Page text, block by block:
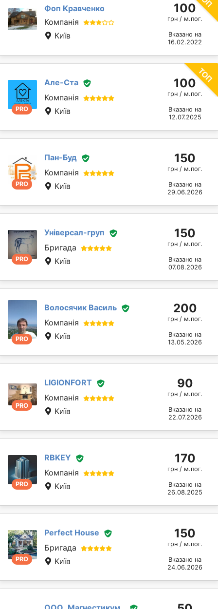
Фоп Кравченко
Компанія
Київ
100
грн / м.пог.
Вказано на
16.02.2022
PRO
Але-Ста
Компанія
Київ
100
грн / м.пог.
Вказано на
12.07.2025
PRO
Пан-Буд
Компанія
Київ
150
грн / м.пог.
Вказано на
29.06.2026
PRO
Універсал-груп
Бригада
Київ
150
грн / м.пог.
Вказано на
07.08.2026
PRO
Волосячик Василь
Компанія
Київ
200
грн / м.пог.
Вказано на
13.05.2026
PRO
LIGIONFORT
Компанія
Київ
90
грн / м.пог.
Вказано на
22.07.2026
PRO
RBKEY
Компанія
Київ
170
грн / м.пог.
Вказано на
26.08.2025
PRO
Perfect House
Бригада
Київ
150
грн / м.пог.
Вказано на
24.06.2026